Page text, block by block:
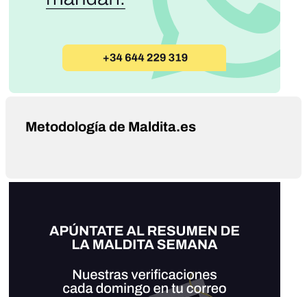
Metodología de Maldita.es